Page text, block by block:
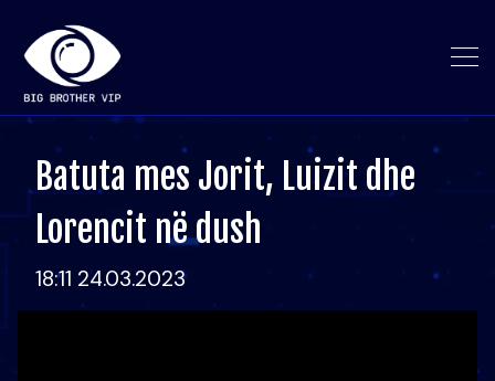
Batuta mes Jorit, Luizit dhe
Lorencit në dush
18:11 24.03.2023